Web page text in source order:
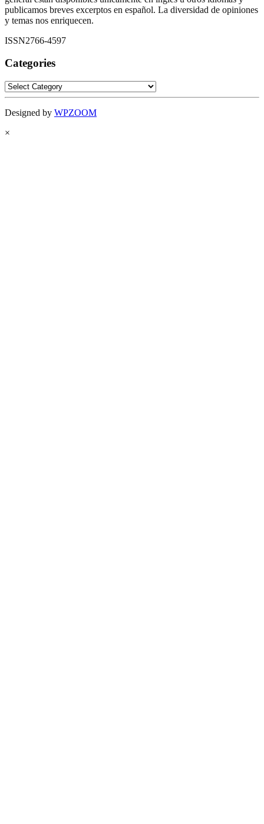
publicamos breves excerptos en español. La diversidad de opiniones
y temas nos enriquecen.
ISSN2766-4597
Categories
Categories
Designed by WPZOOM
×